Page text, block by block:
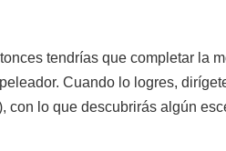
tendrías que completar la
Cuando lo logres,
lo que descubrirás algún